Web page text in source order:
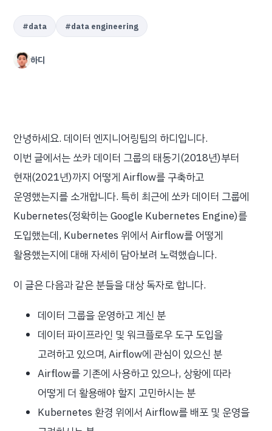
#data #data engineering
하디
안녕하세요. 데이터 엔지니어링팀의 하디입니다.
이번 글에서는 쏘카 데이터 그룹의 태동기(2018년)부터
현재(2021년)까지 어떻게 Airflow를 구축하고
운영했는지를 소개합니다. 특히 최근에 쏘카 데이터 그룹에
Kubernetes(정확히는 Google Kubernetes Engine)를
도입했는데, Kubernetes 위에서 Airflow를 어떻게
활용했는지에 대해 자세히 담아보려 노력했습니다.
이 글은 다음과 같은 분들을 대상 독자로 합니다.
데이터 그룹을 운영하고 계신 분
데이터 파이프라인 및 워크플로우 도구 도입을
고려하고 있으며, Airflow에 관심이 있으신 분
Airflow를 기존에 사용하고 있으나, 상황에 따라
어떻게 더 활용해야 할지 고민하시는 분
Kubernetes 환경 위에서 Airflow를 배포 및 운영을